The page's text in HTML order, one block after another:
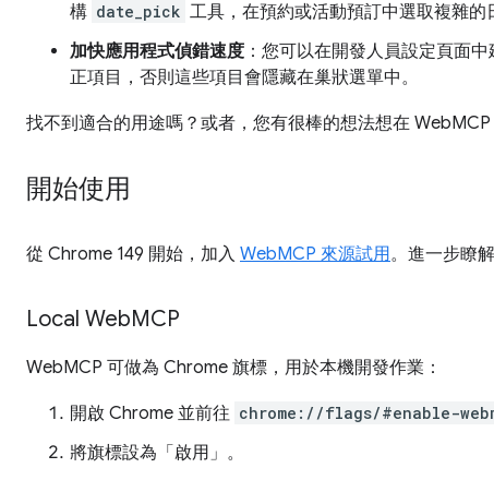
構 date_pick 工具，在預約或活動預訂中選取複雜的
加快應用程式偵錯速度 ：您可以在開發人員設定頁面中
正項目，否則這些項目會隱藏在巢狀選單中。
找不到適合的用途嗎？或者，您有很棒的想法想在 WebMCP
開始使用
從 Chrome 149 開始，加入 WebMCP 來源試用。進一步瞭
Local WebMCP
WebMCP 可做為 Chrome 旗標，用於本機開發作業：
開啟 Chrome 並前往 chrome://flags/#enable-
將旗標設為「啟用」 。